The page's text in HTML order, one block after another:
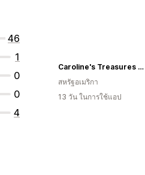
46
1
0
0
4
Caroline's Treasures Online
สหรัฐอเมริกา
13 วัน ในการใช้แอป